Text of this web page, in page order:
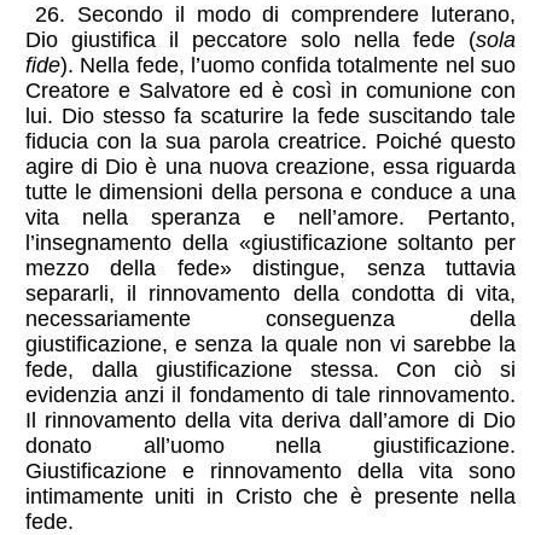
26. Secondo il modo di comprendere luterano,
Dio giustifica il peccatore solo nella fede (sola
fide). Nella fede, l’uomo confida totalmente nel suo
Creatore e Salvatore ed è così in comunione con
lui. Dio stesso fa scaturire la fede suscitando tale
fiducia con la sua parola creatrice. Poiché questo
agire di Dio è una nuova creazione, essa riguarda
tutte le dimensioni della persona e conduce a una
vita nella speranza e nell’amore. Pertanto,
l’insegnamento della «giustificazione soltanto per
mezzo della fede» distingue, senza tuttavia
separarli, il rinnovamento della condotta di vita,
necessariamente conseguenza della
giustificazione, e senza la quale non vi sarebbe la
fede, dalla giustificazione stessa. Con ciò si
evidenzia anzi il fondamento di tale rinnovamento.
Il rinnovamento della vita deriva dall’amore di Dio
donato all’uomo nella giustificazione.
Giustificazione e rinnovamento della vita sono
intimamente uniti in Cristo che è presente nella
fede.